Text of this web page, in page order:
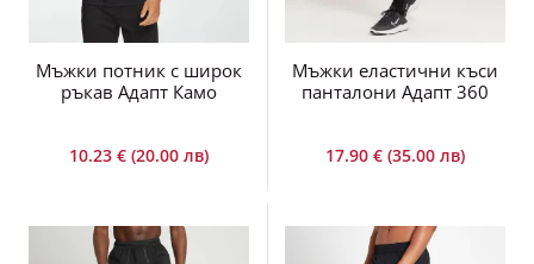
Мъжки потник с широк
ръкав Адапт Камо
10.23 € (20.00 лв)
Мъжки еластични къси
панталони Адапт 360
17.90 € (35.00 лв)